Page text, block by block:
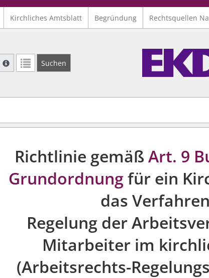
Kirchliches Amtsblatt Begründung Rechtsquellen
Suche mit Platzhalter "*", Bsp. Pfarrer*, findet auch:
Weitere Suchoperatoren finden Sie in unserer Hilfe.
Suchen
Richtlinie gemäß Art. 9
Grundordnungfür ein
das
Regelung der
Mitarbeiter im
(Arbeitsrechts-